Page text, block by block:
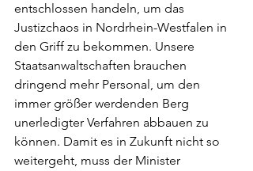
entschlossen handeln, um das
Justizchaos in Nordrhein-Westfalen in
den Griff zu bekommen. Unsere
Staatsanwaltschaften brauchen
dringend mehr Personal, um den
immer größer werdenden Berg
unerledigter Verfahren abbauen zu
können. Damit es in Zukunft nicht so
weitergeht, muss der Minister